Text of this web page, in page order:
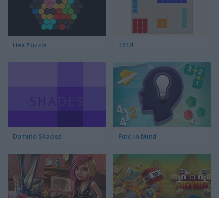
Hex Puzzle 1212!
Domino Shades Find in Mind